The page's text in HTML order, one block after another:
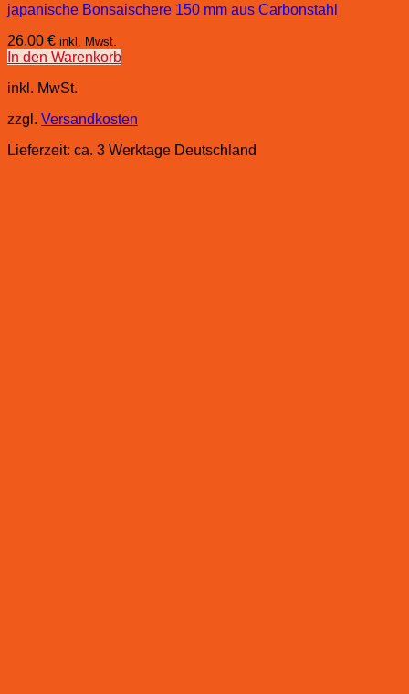
japanische Bonsaischere 150 mm aus Carbonstahl
26,00 € inkl. Mwst.
In den Warenkorb
inkl. MwSt.
zzgl. Versandkosten
Lieferzeit: ca. 3 Werktage Deutschland